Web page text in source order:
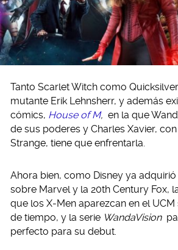
Tanto Scarlet Witch como
mutante Erik Lehnsherr, y además
cómics, House of M, en la que
de sus poderes y Charles Xavier,
Strange, tiene que enfrentarla.
Ahora bien, como Disney ya
sobre Marvel y la 20th Century Fox,
que los X-Men aparezcan en el
de tiempo, y la serie WandaVision
perfecto para su debut.